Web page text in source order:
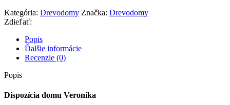
Kategória: Drevodomy Značka: Drevodomy
Zdieľať:
Popis
Ďalšie informácie
Recenzie (0)
Popis
Dispozícia domu Veronika